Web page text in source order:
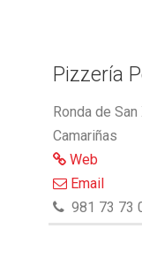
Pizzería
Ronda de
Camariñas
Web
Email
981 73 73